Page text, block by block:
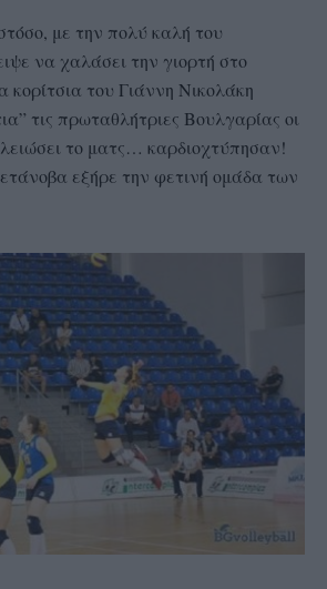
με την πολύ καλή του
να χαλάσει την γιορτή στο
κορίτσια του Γιάννη Νικολάκη
τις πρωταθλήτριες Βουλγαρίας οι
το ματς… καρδιοχτύπησαν!
εξήρε την φετινή ομάδα των